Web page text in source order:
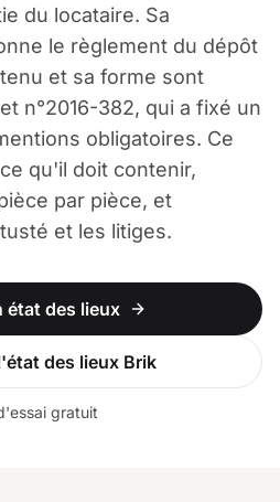
du locataire. Sa
le règlement du dépôt
et sa forme sont
n°2016-382, qui a fixé un
obligatoires. Ce
qu'il doit contenir,
par pièce, et
et les litiges.
état des lieux
des lieux Brik
gratuit